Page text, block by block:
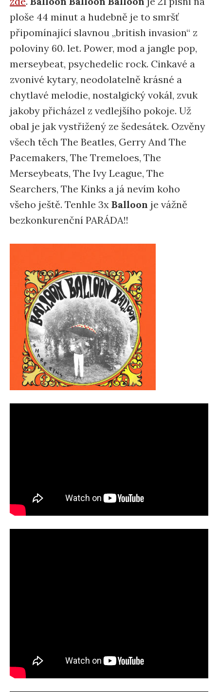
ploše 44 minut a hudebně je to smršť
připomínající slavnou „british invasion“ z
poloviny 60. let. Power, mod a jangle pop,
merseybeat, psychedelic rock. Cinkavé a
zvonivé kytary, neodolatelně krásné a
chytlavé melodie, nostalgický vokál, zvuk
jakoby přicházel z vedlejšího pokoje. Už
obal je jak vystřižený ze šedesátek. Ozvěny
všech těch The Beatles, Gerry And The
Pacemakers, The Tremeloes, The
Merseybeats, The Ivy League, The
Searchers, The Kinks a já nevím koho
všeho ještě. Tenhle 3x Balloon je vážně
bezkonkurenční PARÁDA!!